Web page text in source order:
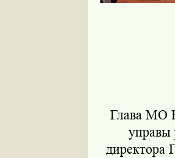
Глава МО